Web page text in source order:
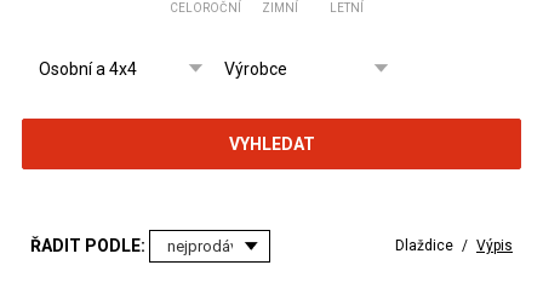
CELOROČNÍ ZIMNÍ LETNÍ
VYHLEDAT
ŘADIT PODLE: Dlaždice / Výpis